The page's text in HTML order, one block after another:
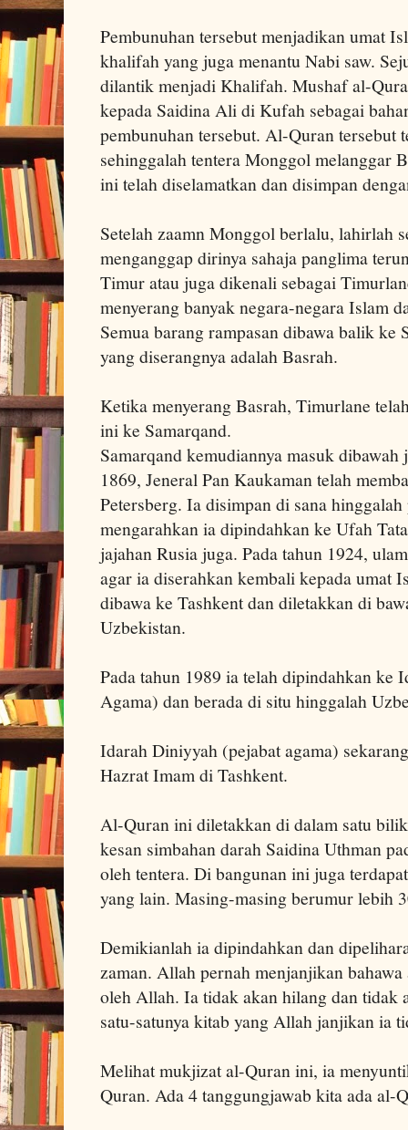
Pembunuhan tersebut menjadikan umat
khalifah yang juga menantu Nabi saw.
dilantik menjadi Khalifah. Mushaf al-
kepada Saidina Ali di Kufah sebagai
pembunuhan tersebut. Al-Quran tersebut
sehinggalah tentera Monggol melanggar
ini telah diselamatkan dan disimpan
Setelah zaamn Monggol berlalu, lahirlah
menganggap dirinya sahaja panglima
Timur atau juga dikenali sebagai
menyerang banyak negara-negara Islam
Semua barang rampasan dibawa balik ke
yang diserangnya adalah Basrah.
Ketika menyerang Basrah, Timurlane
ini ke Samarqand.
Samarqand kemudiannya masuk dibawah
1869, Jeneral Pan Kaukaman telah
Petersberg. Ia disimpan di sana
mengarahkan ia dipindahkan ke Ufah
jajahan Rusia juga. Pada tahun 1924,
agar ia diserahkan kembali kepada umat
dibawa ke Tashkent dan diletakkan di
Uzbekistan.
Pada tahun 1989 ia telah dipindahkan ke
Agama) dan berada di situ hinggalah
Idarah Diniyyah (pejabat agama)
Hazrat Imam di Tashkent.
Al-Quran ini diletakkan di dalam satu
kesan simbahan darah Saidina Uthman
oleh tentera. Di bangunan ini juga
yang lain. Masing-masing berumur lebih
Demikianlah ia dipindahkan dan
zaman. Allah pernah menjanjikan
oleh Allah. Ia tidak akan hilang dan tidak
satu-satunya kitab yang Allah janjikan ia
Melihat mukjizat al-Quran ini, ia
Quran. Ada 4 tanggungjawab kita ada al-